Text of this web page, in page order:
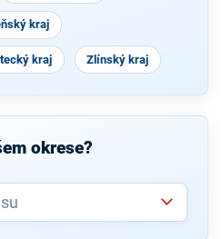
kraj
kraj Zlínský kraj
okrese?